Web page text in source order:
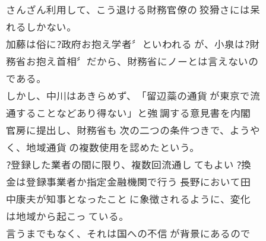
さんざん利用して、こう退ける財務官僚の 狡猾さには呆
れるしかない。
加藤は俗に?政府お抱え学者〞といわれる が、小泉は?財
務省お抱え首相〞だから、財務省にノーとは言えないの
である。
しかし、中川はあきらめず、「留辺蘂の通貨 が東京で流
通することなどあり得ない」と強 調する意見書を内閣
官房に提出し、財務省も 次の二つの条件つきで、ようや
く、地域通貨 の複数使用を認めたという。
?登録した業者の間に限り、複数回流通し てもよい ?換
金は登録事業者か指定金融機関で行う 長野において田
中康夫が知事となったこと に象徴されるように、変化
は地域から起こっ ている。
言うまでもなく、それは国への不信 が背景にあるので